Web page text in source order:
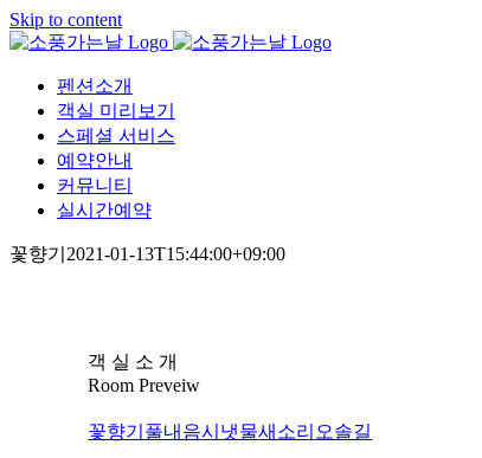
Skip to content
펜션소개
객실 미리보기
스페셜 서비스
예약안내
커뮤니티
실시간예약
꽃향기 2021-01-13T15:44:00+09:00
객 실 소 개
Room Preveiw
꽃향기 풀내음시냇물새소리 오솔길